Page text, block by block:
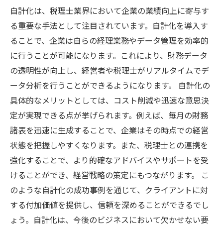
自計化は、税理士業界において企業の業績向上に寄与す
る重要な手法として注目されています。自計化を導入す
ることで、企業は自らの経理業務やデータ管理を効率的
に行うことが可能になります。これにより、財務データ
の透明性が向上し、経営者や税理士がリアルタイムでデ
ータ分析を行うことができるようになります。 自計化の
具体的なメリットとしては、コスト削減や迅速な意思決
定が実現できる点が挙げられます。例えば、毎月の財務
諸表を迅速に生成することで、企業はその時点での経営
状態を把握しやすくなります。また、税理士との連携を
強化することで、より的確なアドバイスやサポートを受
けることができ、経営戦略の策定にもつながります。 こ
のような自計化の成功事例を通じて、クライアントに対
する付加価値を提供し、信頼を深めることができるでし
ょう。自計化は、今後のビジネスにおいて欠かせない要